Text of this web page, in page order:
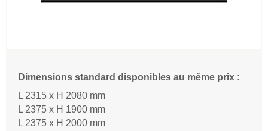
Dimensions standard disponibles au même prix :
L 2315 x H 2080 mm
L 2375 x H 1900 mm
L 2375 x H 2000 mm